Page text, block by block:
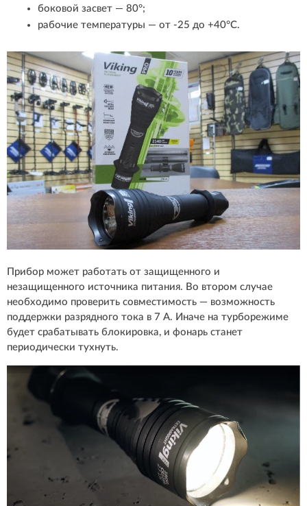
боковой засвет — 80°;
рабочие температуры — от -25 до +40°С.
Прибор может работать от защищенного и
незащищенного источника питания. Во втором случае
необходимо проверить совместимость — возможность
поддержки разрядного тока в 7 А. Иначе на турборежиме
будет срабатывать блокировка, и фонарь станет
периодически тухнуть.